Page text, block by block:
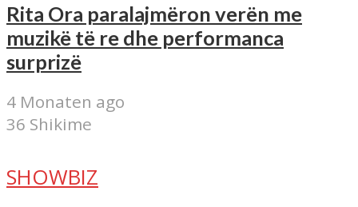
Rita Ora paralajmëron verën me
muzikë të re dhe performanca
surprizë
4 Monaten ago
36 Shikime
SHOWBIZ